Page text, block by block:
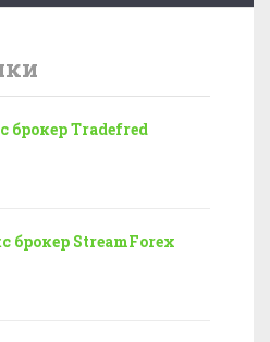
брокер Tradefred
брокер StreamForex